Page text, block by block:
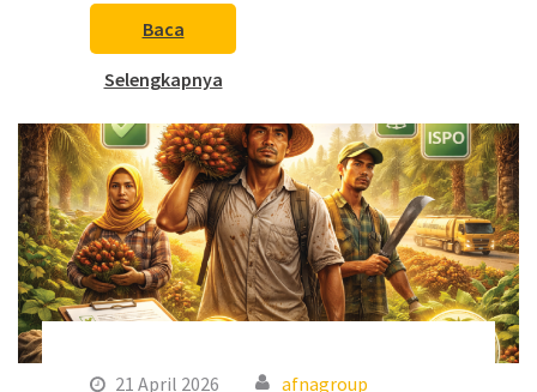
Baca
Selengkapnya
21 April 2026 afnagroup